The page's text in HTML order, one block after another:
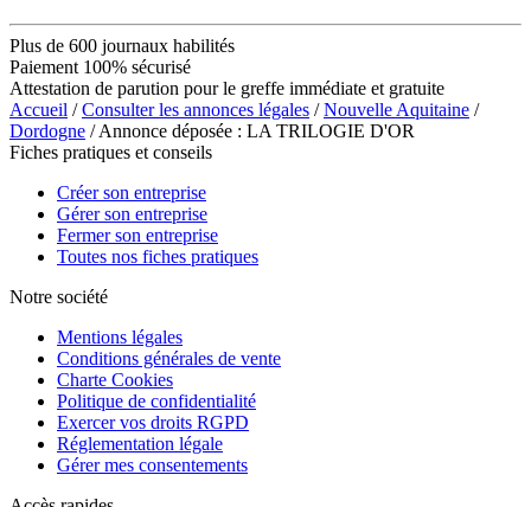
Plus de 600 journaux habilités
Paiement 100% sécurisé
Attestation de parution pour le greffe immédiate et gratuite
Accueil /Consulter les annonces légales /Nouvelle Aquitaine /
Dordogne / Annonce déposée : LA TRILOGIE D'OR
Fiches pratiques et conseils
Créer son entreprise
Gérer son entreprise
Fermer son entreprise
Toutes nos fiches pratiques
Notre société
Mentions légales
Conditions générales de vente
Charte Cookies
Politique de confidentialité
Exercer vos droits RGPD
Réglementation légale
Gérer mes consentements